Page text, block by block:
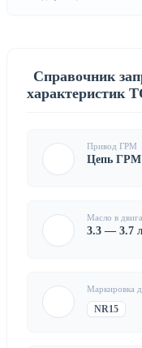
Справочник
характеристик
Привод ГРМ
Цепь ГРМ
Масло в
3.3 — 3.7
Маркировка
NR15